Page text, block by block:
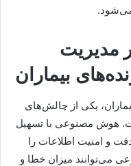
می‌شود.
مدیریت
بیماران
یکی از چالش‌های
هوش مصنوعی با تسهیل
و امنیت اطلاعات را
می‌توانند میزان خطا و